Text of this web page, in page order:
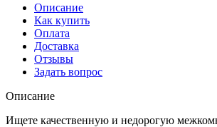
Описание
Как купить
Оплата
Доставка
Отзывы
Задать вопрос
Описание
Ищете качественную и недорогую